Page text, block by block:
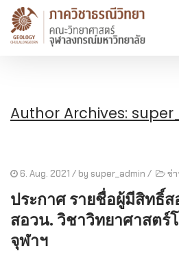
Author Archives:
6. Aug. 2021 / by super_admin / ข่า
ประกาศ รายชื่อผู้มีสิทธิ์ส
สอวน. วิชาวิทยาศาสตร์
จุฬาฯ